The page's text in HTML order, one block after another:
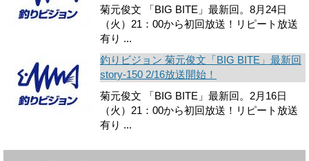
菊元俊文 「BIG BITE」最新回。8月24日
（火）21：00から初回放送！リピート放送
有り ...
釣りビジョン 菊元俊文「BIG BITE」最新回
story-150 2/16放送開始！
菊元俊文 「BIG BITE」最新回。2月16日
（火）21：00から初回放送！リピート放送
有り ...